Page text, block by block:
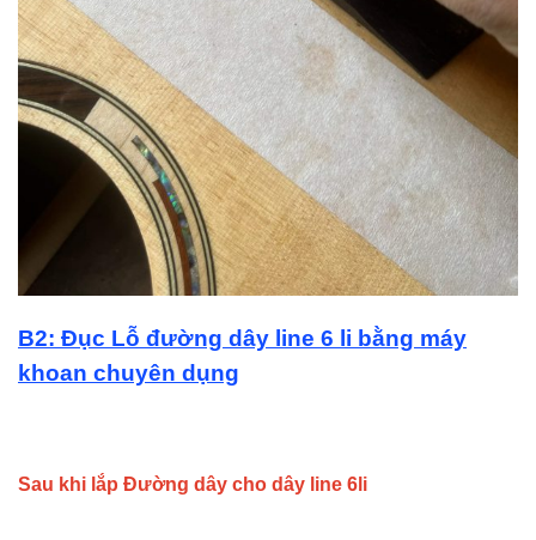
B2: Đục Lỗ đường dây line 6 li bằng máy
khoan chuyên dụng
Sau khi lắp Đường dây cho dây line 6li